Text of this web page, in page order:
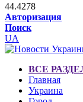
44.4278
Авторизация
Поиск
UA
ВСЕ
Главная
Украина